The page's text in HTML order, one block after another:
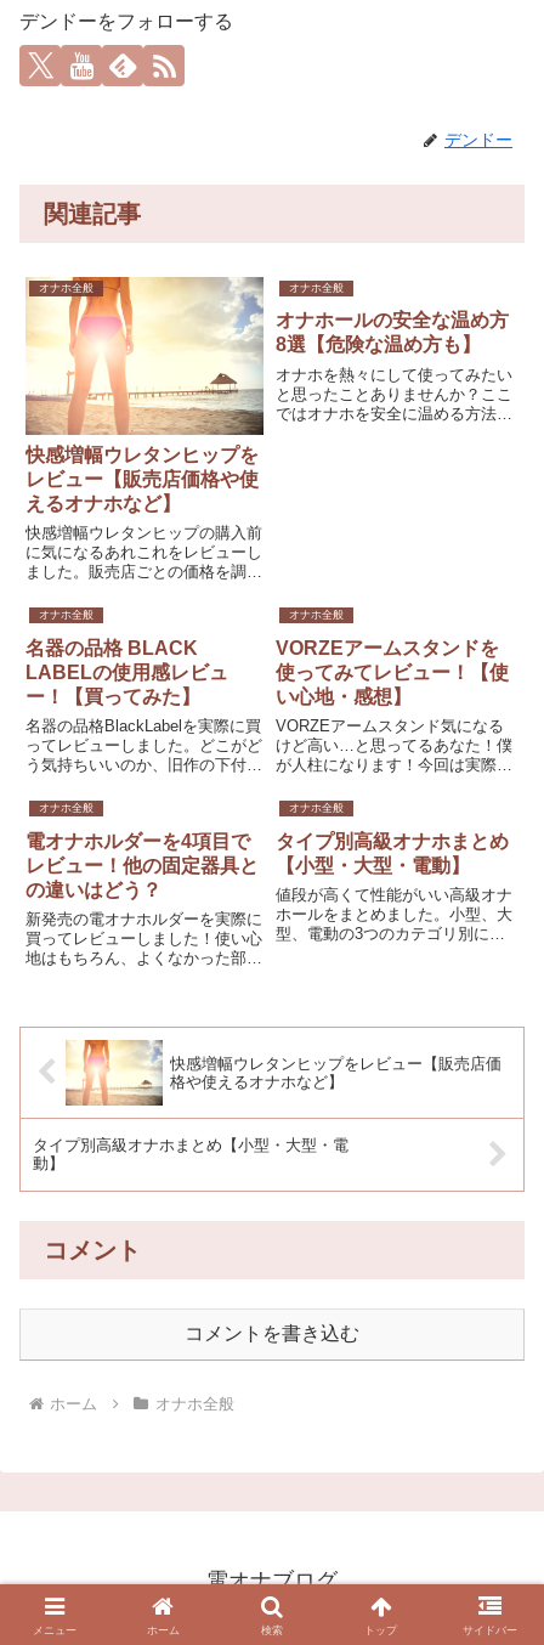
デンドーをフォローする
デンドー
関連記事
オナホ全般
快感増幅ウレタンヒップを
レビュー【販売店価格や使
えるオナホなど】
快感増幅ウレタンヒップの購入前
に気になるあれこれをレビューし
ました。販売店ごとの価格を調査
のかのサイズチェックなども。こ
活用してみてください。
オナホ全般
オナホールの安全な温め方
8選【危険な温め方も】
オナホを熱々にして使ってみたい
と思ったことありませんか？ここ
ではオナホを安全に温める方法を
オナホ全般
名器の品格 BLACK
LABELの使用感レビュ
ー！【買ってみた】
名器の品格BlackLabelを実際に買
ってレビューしました。どこがど
う気持ちいいのか、旧作の下付き
まとめています。なんでこんな高
ってください。
オナホ全般
VORZEアームスタンドを
使ってみてレビュー！【使
い心地・感想】
VORZEアームスタンド気になる
けど高い…と思ってるあなた！僕
が人柱になります！今回は実際の
ーしていきます。いいポイントは
るのか、ということを詳しく解
説。ここを見ればアームスタンド
す！購入悩んでる人はぜひ参考
に！
オナホ全般
電オナホルダーを4項目で
レビュー！他の固定器具と
の違いはどう？
新発売の電オナホルダーを実際に
買ってレビューしました！使い心
地はもちろん、よくなかった部分
かもまとめています！購入して失
敗しないか不安な人はこのページ
を見ればすべて解決します！
オナホ全般
タイプ別高級オナホまとめ
【小型・大型・電動】
値段が高くて性能がいい高級オナ
ホールをまとめました。小型、大
型、電動の3つのカテゴリ別に最
快感増幅ウレタンヒップをレビュー【販売店価
格や使えるオナホなど】
タイプ別高級オナホまとめ【小型・大型・電
動】
コメント
コメントを書き込む
ホーム オナホ全般
電オナブログ
© 2019 電オナブログ.
メニュー ホーム 検索 トップ サイドバー